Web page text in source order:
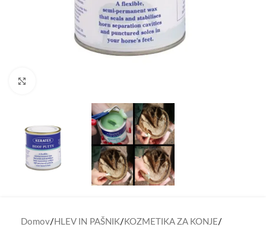
Domov/ HLEV IN PAŠNIK/ KOZMETIKA ZA KONJE/